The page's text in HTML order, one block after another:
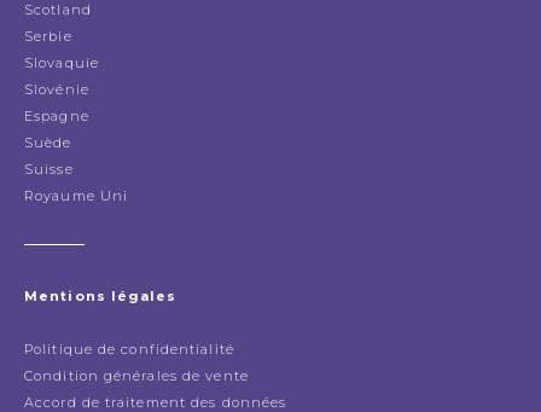
Scotland
Serbie
Slovaquie
Slovénie
Espagne
Suède
Suisse
Royaume Uni
Mentions légales
Politique de confidentialité
Condition générales de vente
Accord de traitement des données